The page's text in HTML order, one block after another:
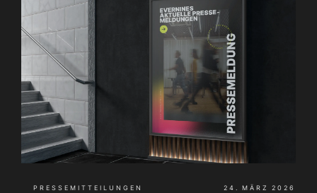
PRESSEMITTEILUNGEN 24. MÄRZ 2026